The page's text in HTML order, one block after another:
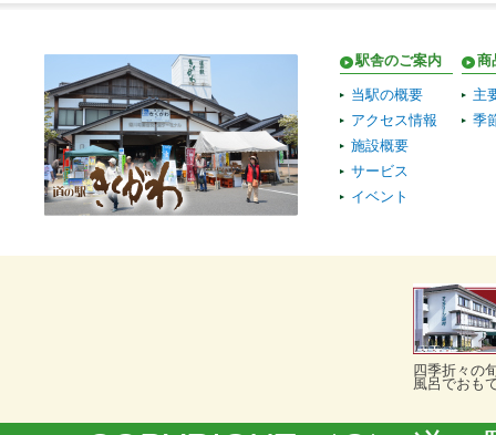
駅舎のご案内
当駅の概要
アクセス情報
施設概要
サービス
イベント
商
主
季
四季折々の
風呂でおも